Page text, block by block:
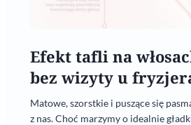
Efekt tafli na
bez wizyty u
Matowe, szorstkie i puszące się
z nas. Choć marzymy o idealnie